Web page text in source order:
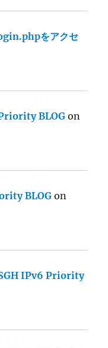
をアクセ
BLOG on
BLOG on
IPv6 Priority